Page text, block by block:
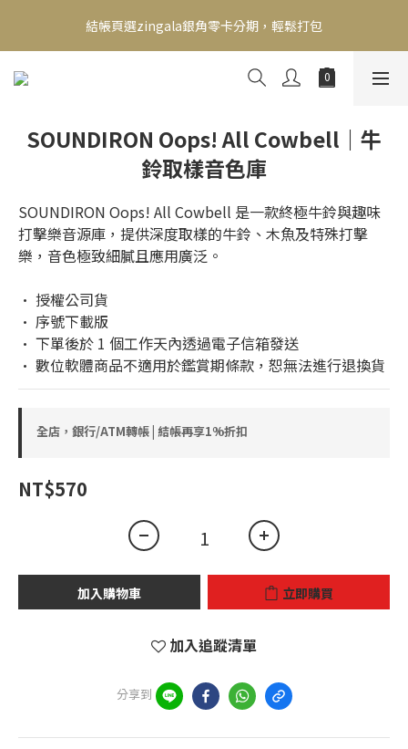
新會員送500！滿額最高回饋2000，刷卡最高12期零利率，馬上了
解👉
結帳頁選zingala銀角零卡分期，輕鬆打包
新會員送500！滿額最高回饋2000，刷卡最高12期零利率，馬上了
SOUNDIRON Oops! All Cowbell｜牛
鈴取樣音色庫
SOUNDIRON Oops! All Cowbell 是一款終極牛鈴與趣味
打擊樂音源庫，提供深度取樣的牛鈴、木魚及特殊打擊
樂，音色極致細膩且應用廣泛。
• 授權公司貨
• 序號下載版
• 下單後於 1 個工作天內透過電子信箱發送
• 數位軟體商品不適用於鑑賞期條款，恕無法進行退換貨
全店，銀行/ATM轉帳 | 結帳再享1%折扣
NT$570
加入購物車 立即購買
加入追蹤清單
分享到